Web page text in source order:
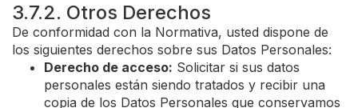
3.7.2. Otros Derechos
De conformidad con la Normativa, usted dispone de
los siguientes derechos sobre sus Datos Personales:
Derecho de acceso: Solicitar si sus datos
personales están siendo tratados y recibir una
copia de los Datos Personales que conservamos